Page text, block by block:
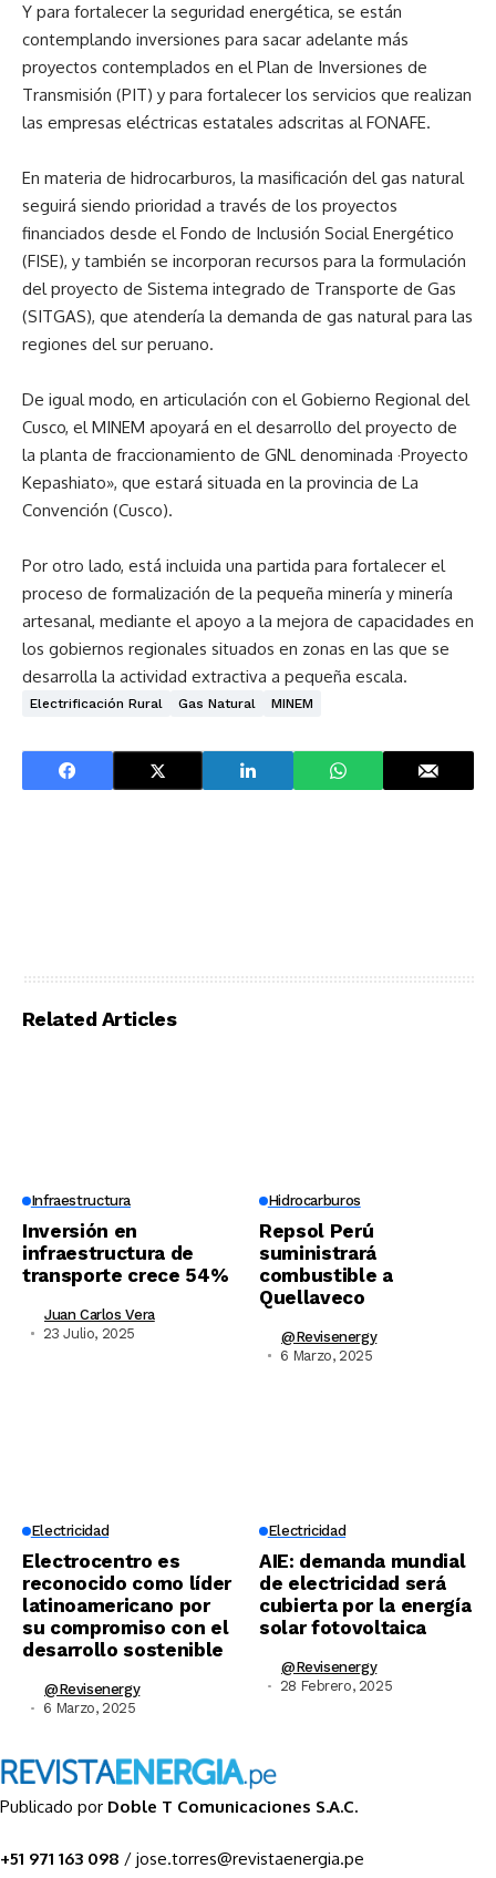
Y para fortalecer la seguridad energética, se están
contemplando inversiones para sacar adelante más
proyectos contemplados en el Plan de Inversiones de
Transmisión (PIT) y para fortalecer los servicios que realizan
las empresas eléctricas estatales adscritas al FONAFE.
En materia de hidrocarburos, la masificación del gas natural
seguirá siendo prioridad a través de los proyectos
financiados desde el Fondo de Inclusión Social Energético
(FISE), y también se incorporan recursos para la formulación
del proyecto de Sistema integrado de Transporte de Gas
(SITGAS), que atendería la demanda de gas natural para las
regiones del sur peruano.
De igual modo, en articulación con el Gobierno Regional del
Cusco, el MINEM apoyará en el desarrollo del proyecto de
la planta de fraccionamiento de GNL denominada ·Proyecto
Kepashiato», que estará situada en la provincia de La
Convención (Cusco).
Por otro lado, está incluida una partida para fortalecer el
proceso de formalización de la pequeña minería y minería
artesanal, mediante el apoyo a la mejora de capacidades en
los gobiernos regionales situados en zonas en las que se
desarrolla la actividad extractiva a pequeña escala.
Electrificación Rural Gas Natural MINEM
Related Articles
Infraestructura
Inversión en
infraestructura de
transporte crece 54%
Juan Carlos Vera
23 Julio, 2025
Hidrocarburos
Repsol Perú
suministrará
combustible a
Quellaveco
@revisenergy
6 Marzo, 2025
Electricidad
Electrocentro es
reconocido como líder
latinoamericano por
su compromiso con el
desarrollo sostenible
@revisenergy
6 Marzo, 2025
Electricidad
AIE: demanda mundial
de electricidad será
cubierta por la energía
solar fotovoltaica
@revisenergy
28 Febrero, 2025
Publicado por Doble T Comunicaciones S.A.C.
+51 971 163 098 / jose.torres@revistaenergia.pe